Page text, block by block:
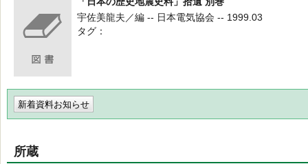
宇佐美龍夫／編 -- 日本電気協会 -- 1999.03
タグ
新着資料お知らせ
所蔵